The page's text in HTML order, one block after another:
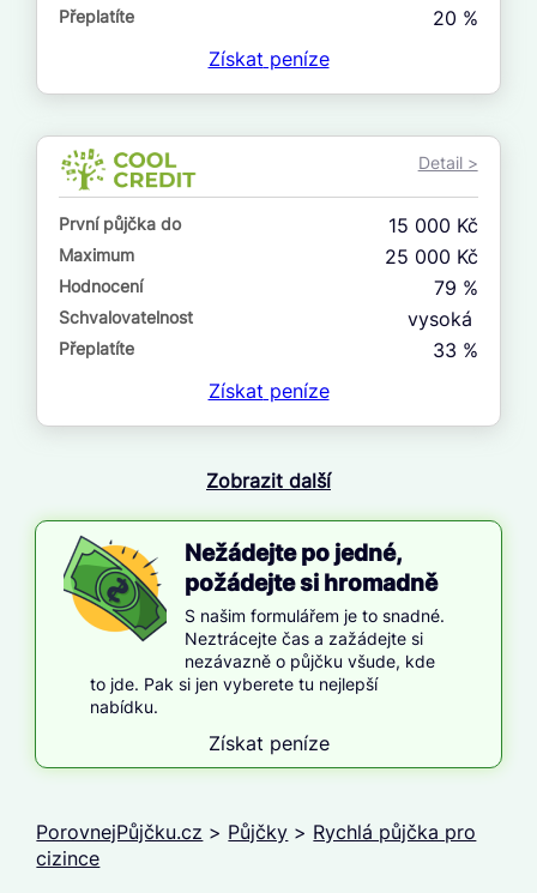
V hotovosti
ano
ne
Přeplatíte
20 %
Získat peníze
Detail >
První půjčka do 15 000 Kč
Maximum 25 000 Kč
Hodnocení 79 %
Schvalovatelnost vysoká
Přeplatíte
33 %
Získat peníze
Zobrazit další
Nežádejte po jedné,
požádejte si hromadně
S našim formulářem je to snadné.
Neztrácejte čas a zažádejte si
nezávazně o půjčku všude, kde
to jde. Pak si jen vyberete tu nejlepší
nabídku.
Získat peníze
PorovnejPůjčku.cz > Půjčky > Rychlá půjčka pro
cizince